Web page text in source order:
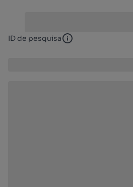
ID de pesquisa ID de pesquisa